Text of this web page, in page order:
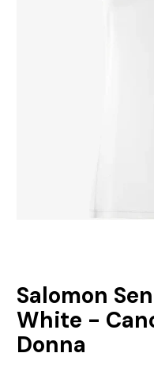
Salomon
White -
Donna